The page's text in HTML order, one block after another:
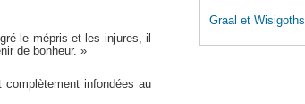
Graal et Wisigoths
le mépris et les injures, il
de bonheur. »
infondées au